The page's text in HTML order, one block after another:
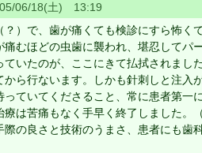
06/18(土) 13:19
）で、歯が痛くても検診にすら怖く
痛むほどの虫歯に襲われ、堪忍してパ
ていたのが、ここにきて払拭されま
から行ないます。しかも針刺しと注入
っていてくださること、常に患者第
療は苦痛もなく手早く終了しました。
際の良さと技術のうまさ、患者にも歯